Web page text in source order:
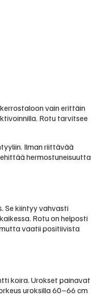
vain erittäin
Rotu tarvitsee
Ilman riittävää
hermostuneisuutta
Se kiintyy vahvasti
Rotu on helposti
vaatii positiivista
koira. Urokset painavat
uroksilla 60–66 cm